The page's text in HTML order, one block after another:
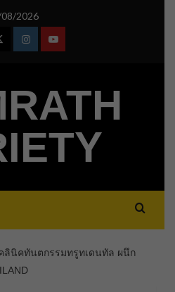
2026
TwitterInstagramYoutube
ลินิคทันตกรรมทรูทเดนทัล ผนึก